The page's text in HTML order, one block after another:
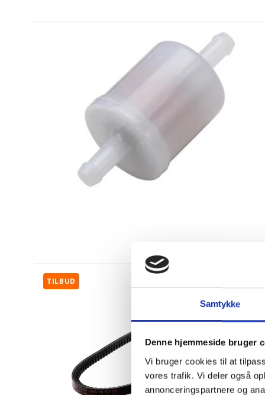
Samtykke
Denne hjemmeside bruger
Vi bruger cookies til at
vores trafik. Vi deler også
annonceringspartnere og
TILBUD